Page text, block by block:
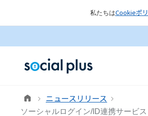
私たちはCookieポ
ニュースリリース
ソーシャルログイン/ID連携サービ